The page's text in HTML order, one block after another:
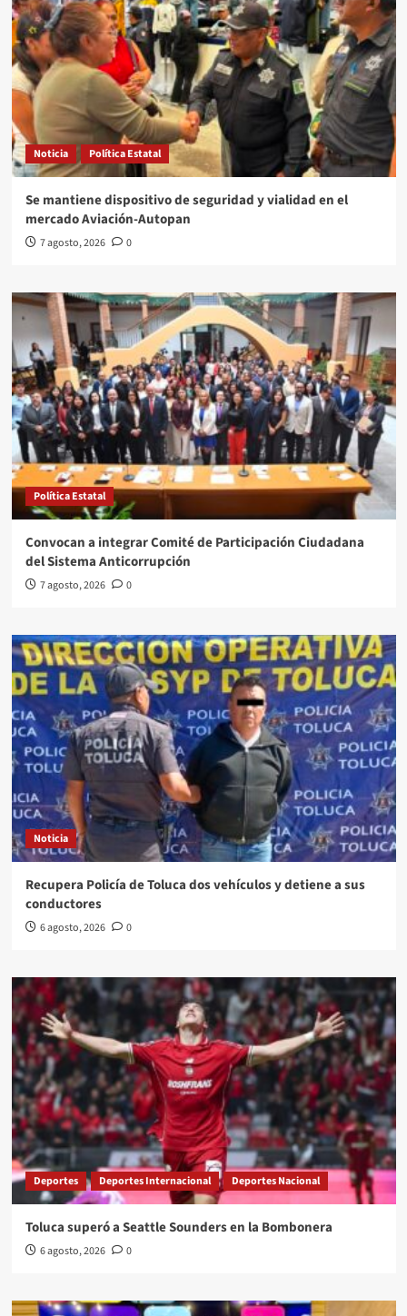
Noticia Política Estatal
Se mantiene dispositivo de seguridad y vialidad en el
mercado Aviación-Autopan
7 agosto, 2026 0
Política Estatal
Convocan a integrar Comité de Participación Ciudadana
del Sistema Anticorrupción
7 agosto, 2026 0
Noticia
Recupera Policía de Toluca dos vehículos y detiene a sus
conductores
6 agosto, 2026 0
Deportes Deportes Internacional Deportes Nacional
Toluca superó a Seattle Sounders en la Bombonera
6 agosto, 2026 0